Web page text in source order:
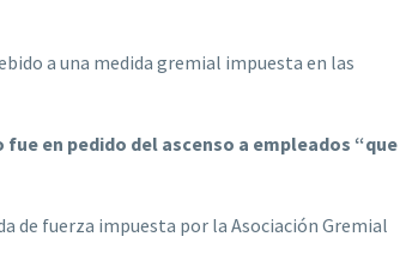
a una medida gremial impuesta en las
en pedido del ascenso a empleados “que
de fuerza impuesta por la Asociación Gremial